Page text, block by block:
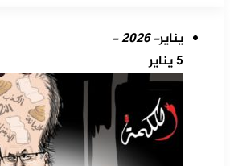
يناير- 2026 -
5 يناير